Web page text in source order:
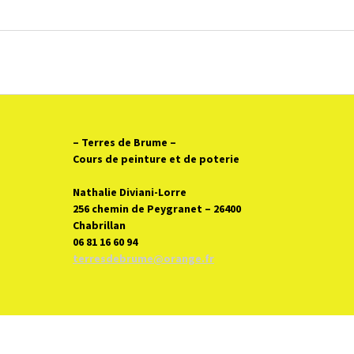
– Terres de Brume –
Cours de peinture et de poterie
Nathalie Diviani-Lorre
256 chemin de Peygranet – 26400
Chabrillan
06 81 16 60 94
terresdebrume@orange.fr